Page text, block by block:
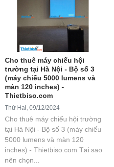
Cho thuê máy chiếu hội
trường tại Hà Nội - Bộ số 3
(máy chiếu 5000 lumens và
màn 120 inches) -
Thietbiso.com
Thứ Hai, 09/12/2024
Cho thuê máy chiếu hội trường
tại Hà Nội - Bộ số 3 (máy chiếu
5000 lumens và màn 120
inches) - Thietbiso.com Tại sao
nên chọn...